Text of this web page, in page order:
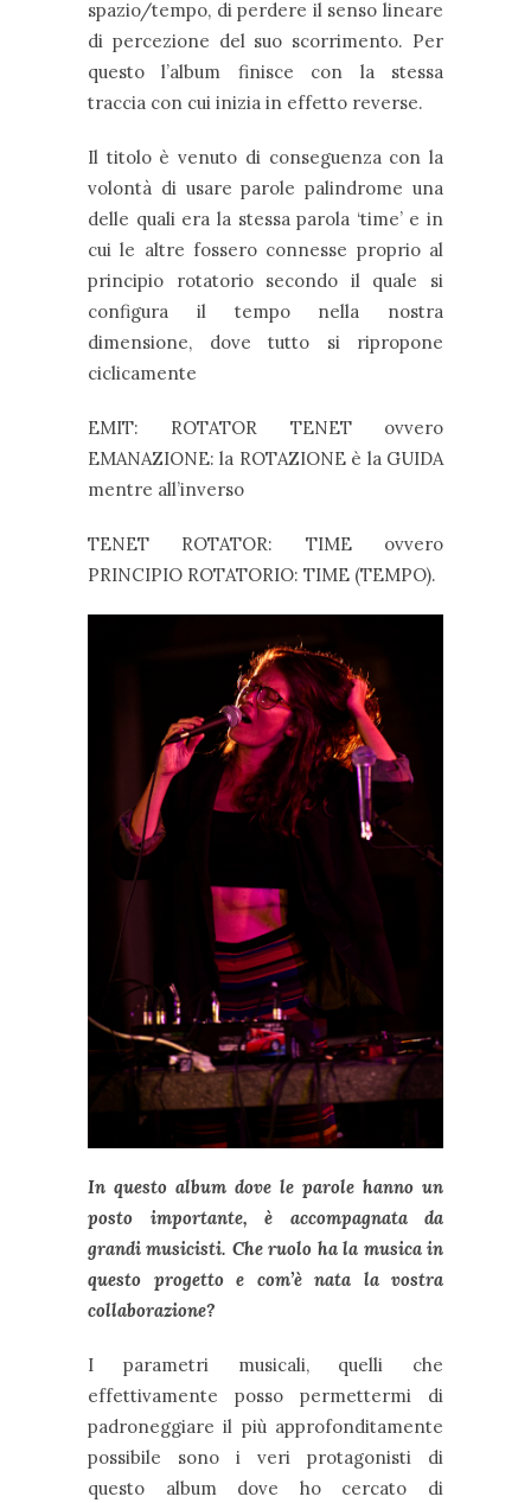
spazio/tempo, di perdere il senso lineare
di percezione del suo scorrimento. Per
questo l’album finisce con la stessa
traccia con cui inizia in effetto reverse.
Il titolo è venuto di conseguenza con la
volontà di usare parole palindrome una
delle quali era la stessa parola ‘time’ e in
cui le altre fossero connesse proprio al
principio rotatorio secondo il quale si
configura il tempo nella nostra
dimensione, dove tutto si ripropone
ciclicamente
EMIT: ROTATOR TENET ovvero
EMANAZIONE: la ROTAZIONE è la GUIDA
mentre all’inverso
TENET ROTATOR: TIME ovvero
PRINCIPIO ROTATORIO: TIME (TEMPO).
In questo album dove le parole hanno un
posto importante, è accompagnata da
grandi musicisti. Che ruolo ha la musica in
questo progetto e com’è nata la vostra
collaborazione?
I parametri musicali, quelli che
effettivamente posso permettermi di
padroneggiare il più approfonditamente
possibile sono i veri protagonisti di
questo album dove ho cercato di